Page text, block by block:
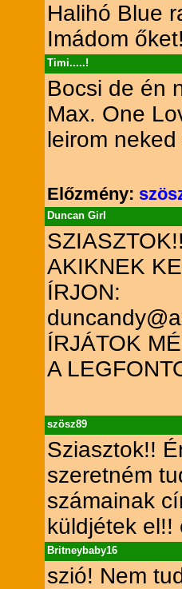
Halihó Blue
Imádom őket!
Timi.....!
Bocsi de én
Max. One
leirom
Előzmény:
Duncan Girl
AKIKNEK
ÍRJON:
ÍRJÁTOK
A
szösz89
Sziasztok!!
szeretném
számainak
küldjétek el!!
Britneybaby16
szió! Nem